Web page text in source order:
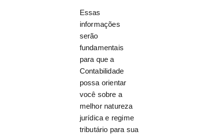
Essas
informações
serão
fundamentais
para que a
Contabilidade
possa orientar
você sobre a
melhor natureza
jurídica e regime
tributário para sua